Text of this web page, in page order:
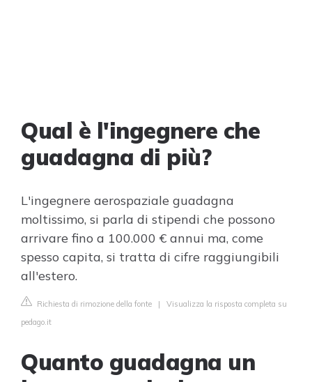
Qual è l'ingegnere che
guadagna di più?
L'ingegnere aerospaziale guadagna
moltissimo, si parla di stipendi che possono
arrivare fino a 100.000 € annui ma, come
spesso capita, si tratta di cifre raggiungibili
all'estero.
Richiesta di rimozione della fonte | Visualizza la risposta completa su
pedago.it
Quanto guadagna un